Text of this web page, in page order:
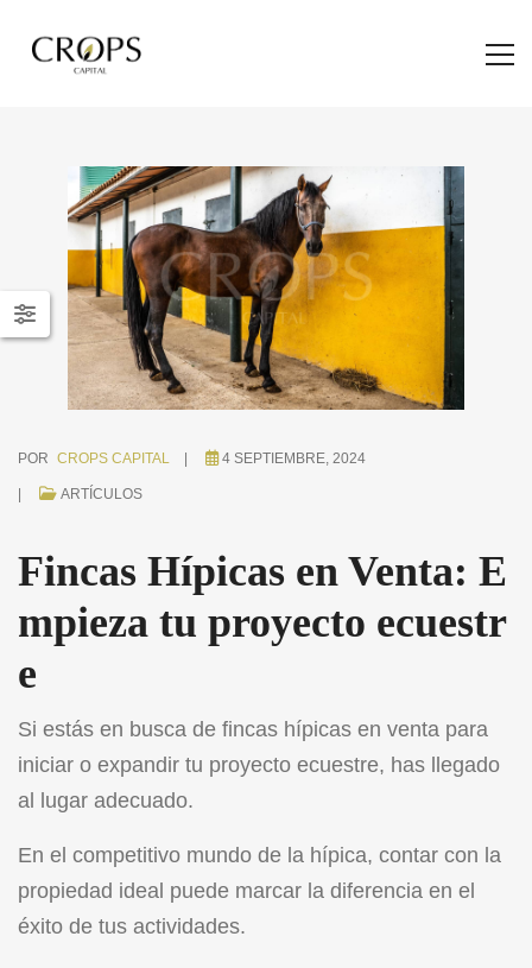
POR CROPS CAPITAL 4 SEPTIEMBRE, 2024
ARTÍCULOS
Fincas Hípicas en Venta: E
mpieza tu proyecto ecuestr
e
Si estás en busca de fincas hípicas en venta para
iniciar o expandir tu proyecto ecuestre, has llegado
al lugar adecuado.
En el competitivo mundo de la hípica, contar con la
propiedad ideal puede marcar la diferencia en el
éxito de tus actividades.